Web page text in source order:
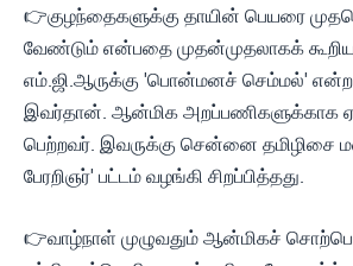
👉குழந்தைகளுக்கு தாயின் பெயரை
வேண்டும் என்பதை முதன்முதலாகக்
எம்.ஜி.ஆருக்கு 'பொன்மனச் செம்மல்' என்ற
இவர்தான். ஆன்மிக அறப்பணிகளுக்காக
பெற்றவர். இவருக்கு சென்னை தமிழிசை
பேரறிஞர்' பட்டம் வழங்கி சிறப்பித்தது.
👉வாழ்நாள் முழுவதும் ஆன்மிகச்